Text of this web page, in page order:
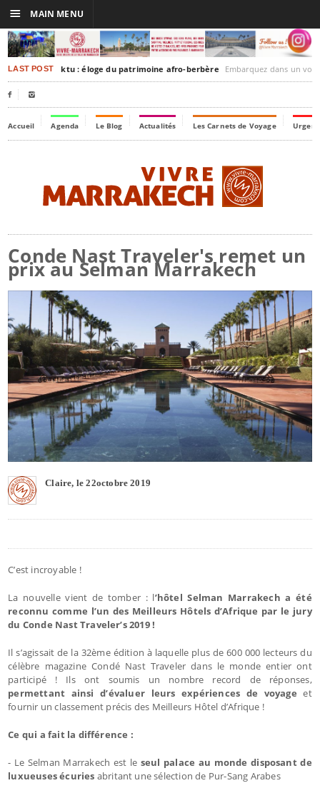
LAST POSTTimbuktu : éloge du patrimoine afro-berbère Embarquez dans un voyage culturel dans le
 
Accueil Agenda Le Blog Actualités Les Carnets de Voyage
Conde Nast Traveler's remet un
prix au Selman Marrakech
Claire, le 22octobre 2019
C’est incroyable !
La nouvelle vient de tomber : l’hôtel Selman Marrakech a été
reconnu comme l’un des Meilleurs Hôtels d’Afrique par le jury
du Conde Nast Traveler’s 2019 !
Il s’agissait de la 32ème édition à laquelle plus de 600 000 lecteurs du
célèbre magazine Condé Nast Traveler dans le monde entier ont
participé ! Ils ont soumis un nombre record de réponses,
permettant ainsi d’évaluer leurs expériences de voyage et
fournir un classement précis des Meilleurs Hôtel d’Afrique !
Ce qui a fait la différence :
- Le Selman Marrakech est le seul palace au monde disposant de
luxueuses écuries abritant une sélection de Pur-Sang Arabes
☰ MAIN MENU